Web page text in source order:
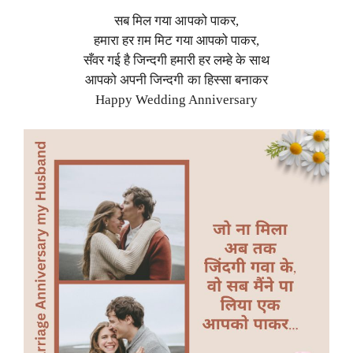
सब मिल गया आपको पाकर,
हमारा हर ग़म मिट गया आपको पाकर,
सँवर गई है जिन्दगी हमारी हर लम्हे के साथ
आपको अपनी जिन्दगी का हिस्सा बनाकर
Happy Wedding Anniversary